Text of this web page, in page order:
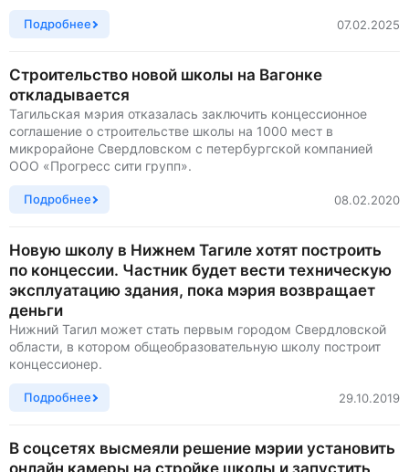
Подробнее 07.02.2025
Строительство новой школы на Вагонке
откладывается
Тагильская мэрия отказалась заключить концессионное
соглашение о строительстве школы на 1000 мест в
микрорайоне Свердловском с петербургской компанией
ООО «Прогресс сити групп».
Подробнее 08.02.2020
Новую школу в Нижнем Тагиле хотят построить
по концессии. Частник будет вести техническую
эксплуатацию здания, пока мэрия возвращает
деньги
Нижний Тагил может стать первым городом Свердловской
области, в котором общеобразовательную школу построит
концессионер.
Подробнее 29.10.2019
В соцсетях высмеяли решение мэрии установить